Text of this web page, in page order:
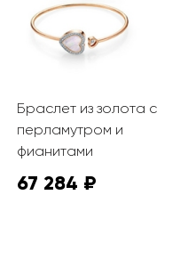
Браслет из золота с
перламутром и
фианитами
67 284 ₽